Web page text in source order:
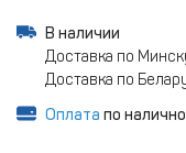
В наличии
Доставка по
Доставка по
Оплата по